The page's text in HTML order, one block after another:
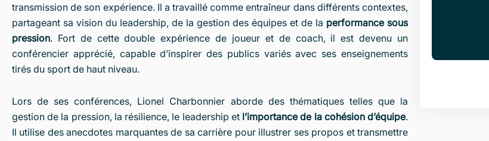
transmission de son expérience. Il a travaillé comme entraîneur dans différents contextes,
partageant sa vision du leadership, de la gestion des équipes et de la performance sous
pression. Fort de cette double expérience de joueur et de coach, il est devenu un
conférencier apprécié, capable d’inspirer des publics variés avec ses enseignements
tirés du sport de haut niveau.
Lors de ses conférences, Lionel Charbonnier aborde des thématiques telles que la
gestion de la pression, la résilience, le leadership et l’importance de la cohésion d’équipe.
Il utilise des anecdotes marquantes de sa carrière pour illustrer ses propos et transmettre